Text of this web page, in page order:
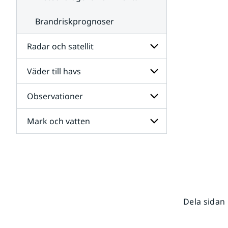
Brandriskprognoser
Radar och satellit
Undersidor
för
Radar
och
satellit
Väder till havs
Undersidor
för
Väder
till
havs
Observationer
Undersidor
för
Mark och vatten
Dela sidan